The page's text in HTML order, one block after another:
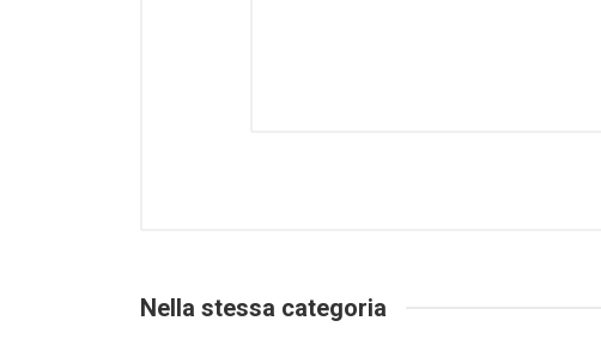
Nella stessa categoria